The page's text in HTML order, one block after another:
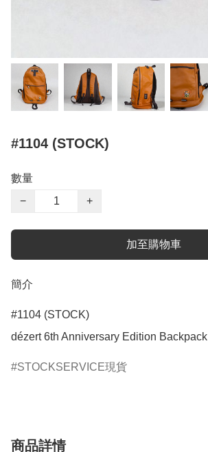
#1104 (STOCK)
數量
−
+
加至購物車
簡介
#1104 (STOCK)
dézert 6th Anniversary Edition Backpack
STOCKSERVICE現貨
商品詳情